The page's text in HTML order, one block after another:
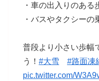
・車の出入りのある
・バスやタクシーの
普段より小さい歩幅
う！ #大雪
#路面凍
pic.twitter.com/